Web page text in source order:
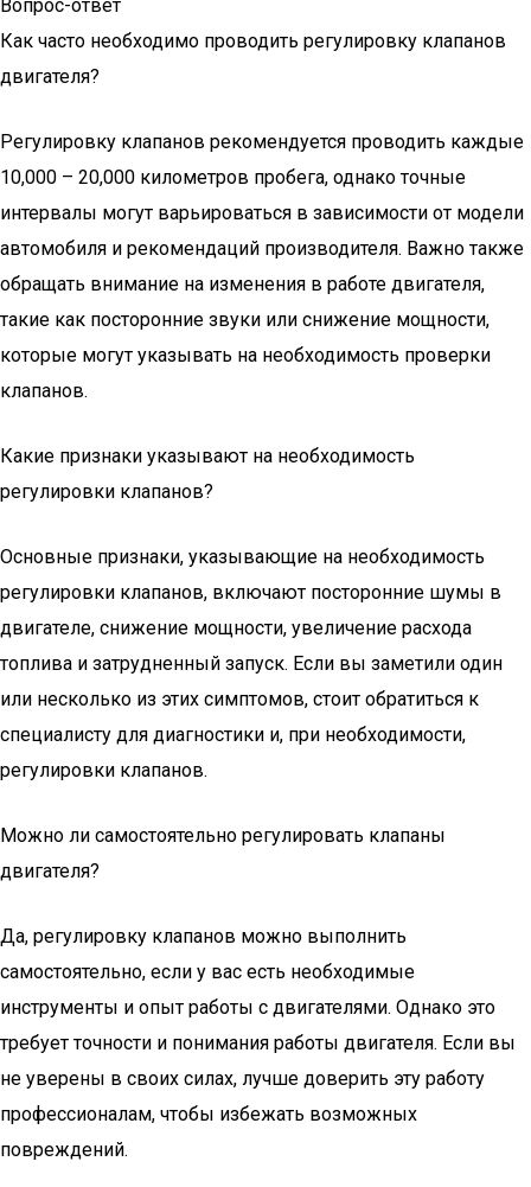
Вопрос-ответ
Как часто необходимо проводить регулировку клапанов
двигателя?
Регулировку клапанов рекомендуется проводить каждые
10,000 – 20,000 километров пробега, однако точные
интервалы могут варьироваться в зависимости от модели
автомобиля и рекомендаций производителя. Важно также
обращать внимание на изменения в работе двигателя,
такие как посторонние звуки или снижение мощности,
которые могут указывать на необходимость проверки
клапанов.
Какие признаки указывают на необходимость
регулировки клапанов?
Основные признаки, указывающие на необходимость
регулировки клапанов, включают посторонние шумы в
двигателе, снижение мощности, увеличение расхода
топлива и затрудненный запуск. Если вы заметили один
или несколько из этих симптомов, стоит обратиться к
специалисту для диагностики и, при необходимости,
регулировки клапанов.
Можно ли самостоятельно регулировать клапаны
двигателя?
Да, регулировку клапанов можно выполнить
самостоятельно, если у вас есть необходимые
инструменты и опыт работы с двигателями. Однако это
требует точности и понимания работы двигателя. Если вы
не уверены в своих силах, лучше доверить эту работу
профессионалам, чтобы избежать возможных
повреждений.